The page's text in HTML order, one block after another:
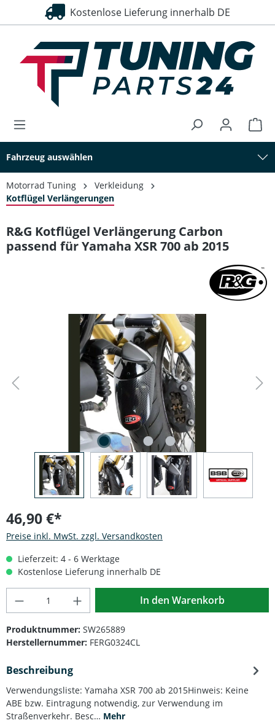
springen Kostenlose Lieferung innerhalb DE
Fahrzeug auswählen
Motorrad Tuning
Verkleidung
Kotflügel Verlängerungen
R&G Kotflügel Verlängerung Carbon
passend für Yamaha XSR 700 ab 2015
Bildergalerie überspringen
46,90 €*
Preise inkl. MwSt. zzgl. Versandkosten
Lieferzeit: 4 - 6 Werktage
Kostenlose Lieferung innerhalb DE
Produkt Anzahl: Gib den gewünschten
In den Warenkorb
Produktnummer: SW265889
Herstellernummer: FERG0324CL
Beschreibung
Verwendungsliste: Yamaha XSR 700 ab 2015Hinweis: Keine
ABE bzw. Eintragung notwendig, zur Verwendung im
Straßenverkehr. Besc… Mehr